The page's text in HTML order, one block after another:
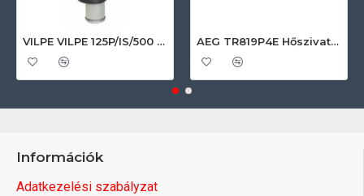
VILPE VILPE 125P/IS/500 FLOW tetőszellőző, fekete Szellőztető ventilátor tartozékok AEG TR819P4E Hőszivattyús szárítógép
Információk
Adatkezelési szabályzat